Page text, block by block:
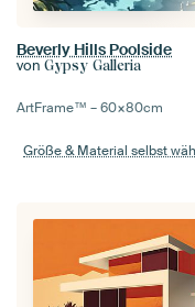
Beverly Hills Poolside
von Gypsy Galleria
ArtFrame™ –60×80cm
Größe & Material selbst